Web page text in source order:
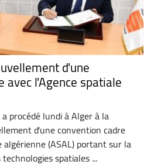
d'une
avec l'Agence spatiale
procédé lundi à Alger à la
d'une convention cadre
algérienne (ASAL) portant sur la
spatiales ...